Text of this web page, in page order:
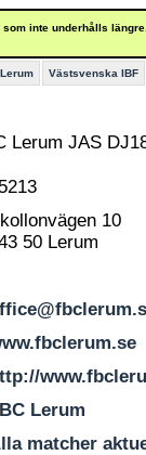
som inte underhålls
Västsvenska IBF
Lerum JAS
10
50 Lerum
Lerum
matcher